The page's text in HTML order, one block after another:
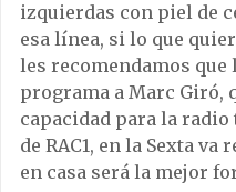
izquierdas con piel de
esa línea, si lo que
les recomendamos que
programa a Marc Giró,
capacidad para la
de RAC1, en la Sexta
en casa será la mejor